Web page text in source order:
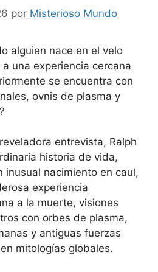
por Misterioso Mundo
alguien nace en el velo
una experiencia cercana
se encuentra con
ovnis de plasma y
entrevista, Ralph
historia de vida,
inusual nacimiento en caul,
experiencia
a la muerte, visiones
con orbes de plasma,
y antiguas fuerzas
mitologías globales.